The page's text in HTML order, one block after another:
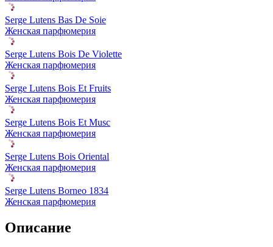
Serge Lutens Bas De Soie
Женская парфюмерия
Serge Lutens Bois De Violette
Женская парфюмерия
Serge Lutens Bois Et Fruits
Женская парфюмерия
Serge Lutens Bois Et Musc
Женская парфюмерия
Serge Lutens Bois Oriental
Женская парфюмерия
Serge Lutens Borneo 1834
Женская парфюмерия
Описание